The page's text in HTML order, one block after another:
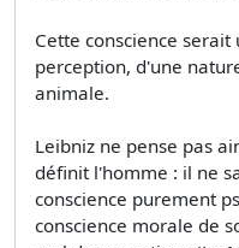
Cette conscience
perception, d'une
animale.
Leibniz ne pense pas
définit l'homme : il ne
conscience purement
conscience morale de